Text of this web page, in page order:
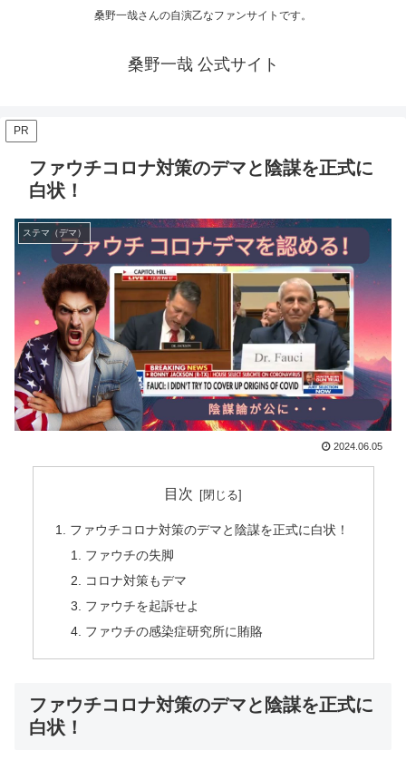
桑野一哉さんの自演乙なファンサイトです。
桑野一哉 公式サイト
PR
ファウチコロナ対策のデマと陰謀を正式に
白状！
ステマ（デマ）
2024.06.05
目次
ファウチコロナ対策のデマと陰謀を正式に白状！
ファウチの失脚
コロナ対策もデマ
ファウチを起訴せよ
ファウチの感染症研究所に賄賂
ファウチコロナ対策のデマと陰謀を正式に
白状！